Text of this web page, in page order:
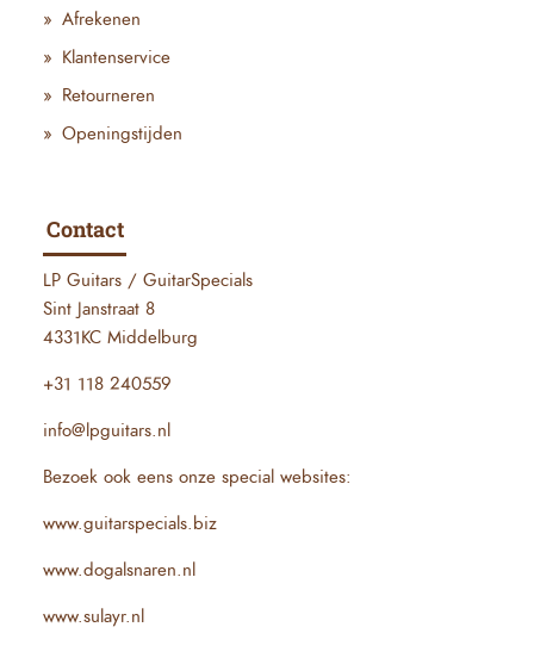
Afrekenen
Klantenservice
Retourneren
Openingstijden
Contact
LP Guitars / GuitarSpecials
Sint Janstraat 8
4331KC Middelburg
+31 118 240559
info@lpguitars.nl
Bezoek ook eens onze special websites:
www.guitarspecials.biz
www.dogalsnaren.nl
www.sulayr.nl